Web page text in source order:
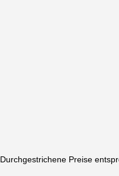
Durchgestrichene Preise